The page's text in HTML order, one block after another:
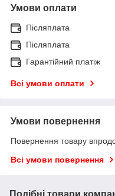
Умови оплати
Післяплата
Післяплата
Гарантійний платіж
Всі умови оплати
Умови повернення
Повернення товару
Всі умови повернення
Подібні товари